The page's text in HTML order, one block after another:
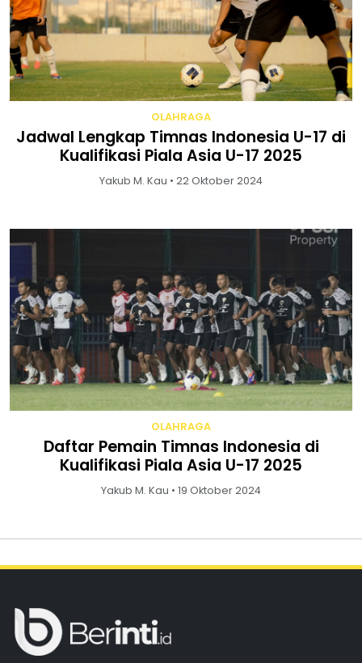
OLAHRAGA
Jadwal Lengkap Timnas Indonesia U-17 di
Kualifikasi Piala Asia U-17 2025
Yakub M. Kau • 22 Oktober 2024
OLAHRAGA
Daftar Pemain Timnas Indonesia di
Kualifikasi Piala Asia U-17 2025
Yakub M. Kau • 19 Oktober 2024